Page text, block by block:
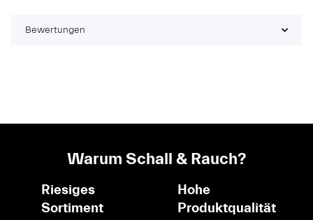
Bewertungen
Warum Schall & Rauch?
Riesiges
Sortiment
Hohe
Produktqualität